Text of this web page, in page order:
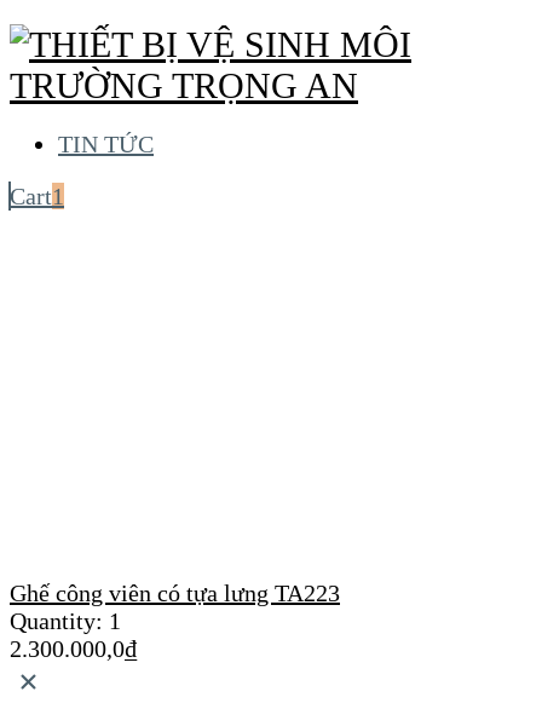
TIN TỨC
Cart1
Ghế công viên có tựa lưng TA223
Quantity: 1
2.300.000,0₫
×